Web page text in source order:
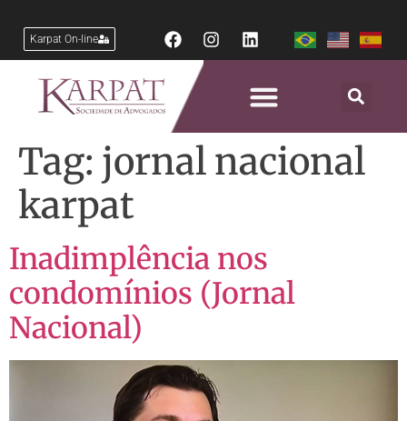
Karpat On-line
Tag: jornal nacional
karpat
Inadimplência nos
condomínios (Jornal
Nacional)